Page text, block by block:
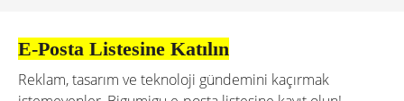
E-Posta Listesine Katılın
Reklam, tasarım ve teknoloji gündemini kaçırmak